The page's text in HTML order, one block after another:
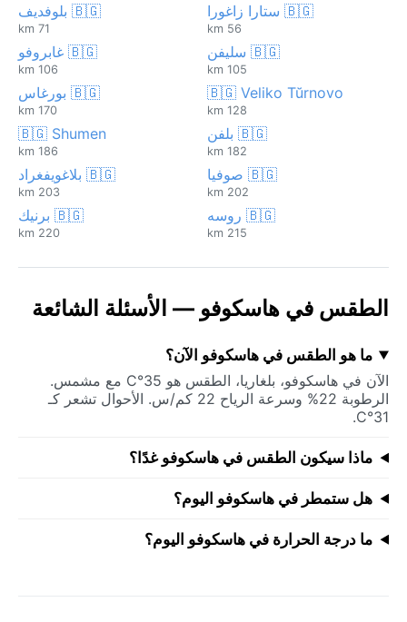
🇧🇬 ستارا زاغورا
56 km
🇧🇬 بلوفديف
71 km
🇧🇬 سليفن
105 km
🇧🇬 غابروفو
106 km
🇧🇬 Veliko Tŭrnovo
128 km
🇧🇬 بورغاس
170 km
🇧🇬 بلفن
182 km
🇧🇬 Shumen
186 km
🇧🇬 صوفيا
202 km
🇧🇬 بلاغويفغراد
203 km
🇧🇬 روسه
215 km
🇧🇬 برنيك
220 km
الطقس في هاسكوفو — الأسئلة الشائعة
ما هو الطقس في هاسكوفو الآن؟
الآن في هاسكوفو، بلغاريا، الطقس هو 35°C مع مشمس.
الرطوبة 22% وسرعة الرياح 22 كم/س. الأحوال تشعر كـ
31°C.
ماذا سيكون الطقس في هاسكوفو غدًا؟
هل ستمطر في هاسكوفو اليوم؟
ما درجة الحرارة في هاسكوفو اليوم؟